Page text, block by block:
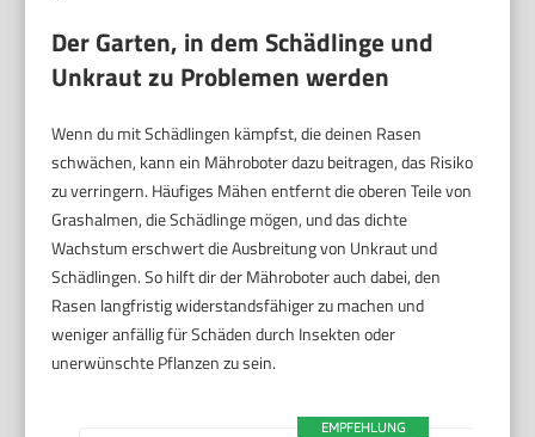
Der Garten, in dem Schädlinge und
Unkraut zu Problemen werden
Wenn du mit Schädlingen kämpfst, die deinen Rasen
schwächen, kann ein Mähroboter dazu beitragen, das Risiko
zu verringern. Häufiges Mähen entfernt die oberen Teile von
Grashalmen, die Schädlinge mögen, und das dichte
Wachstum erschwert die Ausbreitung von Unkraut und
Schädlingen. So hilft dir der Mähroboter auch dabei, den
Rasen langfristig widerstandsfähiger zu machen und
weniger anfällig für Schäden durch Insekten oder
unerwünschte Pflanzen zu sein.
EMPFEHLUNG